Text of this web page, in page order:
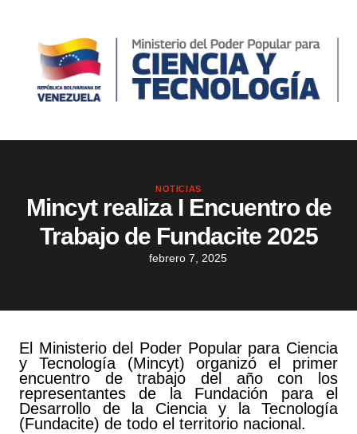
NOTICIAS
Mincyt realiza I Encuentro de
Trabajo de Fundacite 2025
febrero 7, 2025
El Ministerio del Poder Popular para Ciencia
y Tecnología (Mincyt) organizó el primer
encuentro de trabajo del año con los
representantes de la Fundación para el
Desarrollo de la Ciencia y la Tecnología
(Fundacite) de todo el territorio nacional.